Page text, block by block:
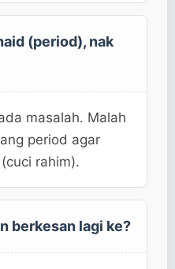
(period), nak
masalah. Malah
period agar
rahim).
berkesan lagi ke?